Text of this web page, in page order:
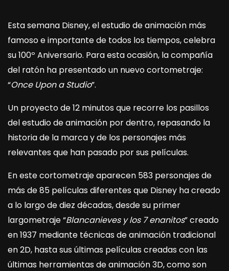
Esta semana Disney, el estudio de animación más
famoso e importante de todos los tiempos, celebra
su 100º Aniversario. Para esta ocasión, la compañía
del ratón ha presentado un nuevo cortometraje:
“Once Upon a Studio”.
Un proyecto de 12 minutos que recorre los pasillos
del estudio de animación por dentro, repasando la
historia de la marca y de los personajes más
relevantes que han pasado por sus películas.
En este cortometraje aparecen 583 personajes de
más de 85 películas diferentes que Disney ha creado
a lo largo de diez décadas, desde su primer
largometraje “Blancanieves y los 7 enanitos” creado
en 1937 mediante técnicas de animación tradicional
en 2D, hasta sus últimas películas creadas con las
últimas herramientas de animación 3D, como son